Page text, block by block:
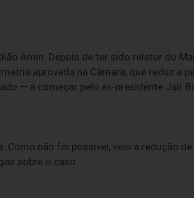
Amin. Depois de ter sido relator do
aprovada na Câmara, que reduz a
— a começar pelo ex-presidente Jair
não foi possível, veio a redução de
sobre o caso.